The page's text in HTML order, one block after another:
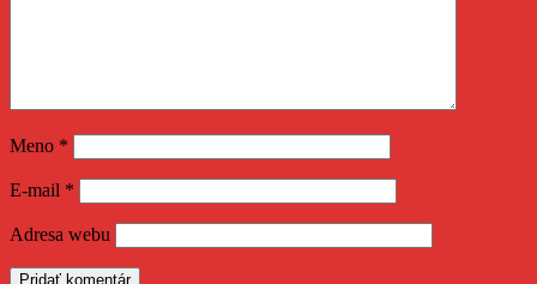
Meno *
E-mail *
Adresa webu